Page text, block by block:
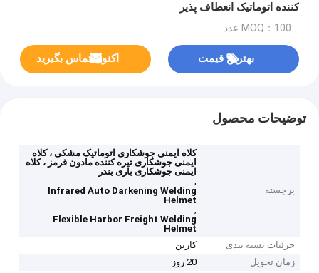
کننده اتوماتیک انعطاف پذیر
MOQ：100 عدد
بهترین قیمت اکنون تماس بگیرید
توضیحات محصول
برجسته
کلاه ایمنی جوشکاری اتوماتیک مشکی ، کلاه
ایمنی جوشکاری تیره کننده مادون قرمز ، کلاه
ایمنی جوشکاری باری بندر
,
Infrared Auto Darkening Welding
Helmet
,
Flexible Harbor Freight Welding
Helmet
جزئیات بسته بندی
کارتن
زمان تحویل
20 روز